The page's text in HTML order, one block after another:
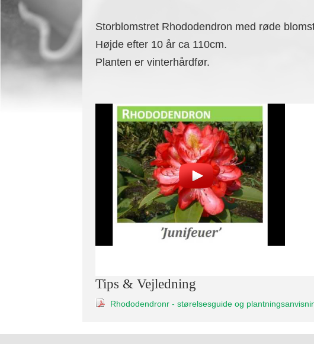
Storblomstret Rhododendron med røde
Højde efter 10 år ca 110cm.
Planten er vinterhårdfør.
Tips & Vejledning
Rhododendronr - størelsesguide og